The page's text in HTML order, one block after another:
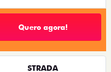
Quero agora!
STRADA